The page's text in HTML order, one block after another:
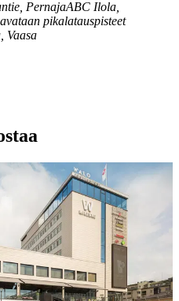
PernajaABC Ilola,
pikalatauspisteet
Vaasa